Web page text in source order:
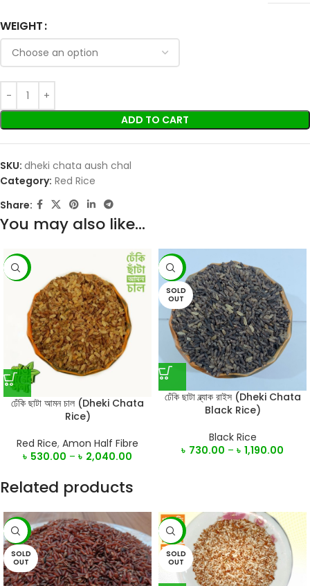
WEIGHT
ADD TO CART
SKU: dheki chata aush chal
Category: Red Rice
Share:
You may also like…
-7%
ঢেঁকি ছাটা আমন চাল (Dheki Chata
Rice)
Red Rice, Amon Half Fibre
৳ 530.00 – ৳ 2,040.00
-5%
SOLD
OUT
ঢেঁকি ছাটা ব্ল্যাক রাইস (Dheki Chata
Black Rice)
Black Rice
৳ 730.00 – ৳ 1,190.00
Related products
-9%
SOLD
OUT
-9%
SOLD
OUT